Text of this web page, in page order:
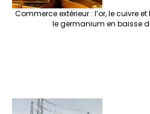
Commerce extérieur : l’or, le cuivre
le germanium en baisse